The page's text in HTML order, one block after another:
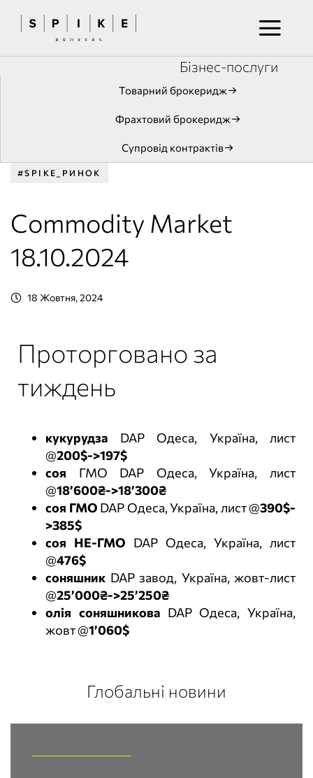
Бізнес-послуги
Товарний брокеридж
Фрахтовий брокеридж
Супровід контрактів
#SPIKE_РИНОК
Commodity Market
18.10.2024
18 Жовтня, 2024
Проторговано за
тиждень
кукурудза DAP Одеса, Україна, лист
@200$->197$
соя ГМО DAP Одеса, Україна, лист
@18’600₴->18’300₴
соя ГМО DAP Одеса, Україна, лист @390$-
>385$
соя НЕ-ГМО DAP Одеса, Україна, лист
@476$
соняшник DAP завод, Україна, жовт-лист
@25’000₴->25’250₴
олія соняшниковаDAP Одеса, Україна,
жовт @1’060$
Глобальні новини